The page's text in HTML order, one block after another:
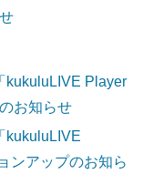
kukuluLIVE Player
お知らせ
kukuluLIVE
ンアップのお知ら